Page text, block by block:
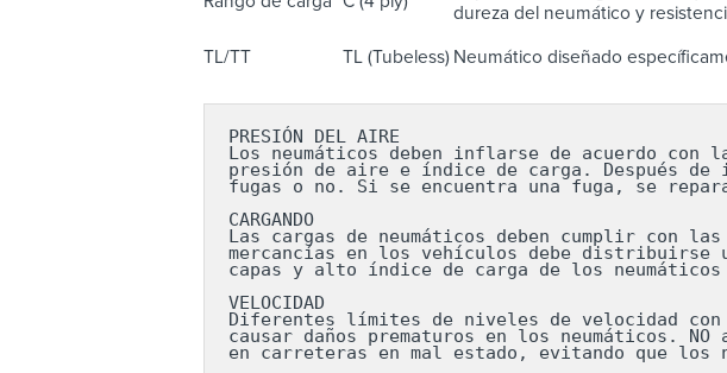
dureza del neumático y
TL/TT TL (Tubeless) Neumático diseñado
PRESIÓN DEL AIRE
Los neumáticos deben inflarse de acuerdo con
presión de aire e índice de carga. Después de
fugas o no. Si se encuentra una fuga, se
CARGANDO
Las cargas de neumáticos deben cumplir con
mercancías en los vehículos debe distribuirse
capas y alto índice de carga de los
VELOCIDAD
Diferentes límites de niveles de velocidad
causar daños prematuros en los neumáticos.
en carreteras en mal estado, evitando que los